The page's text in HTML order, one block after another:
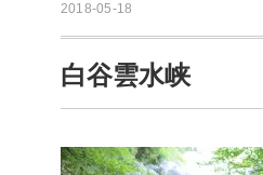
2018-05-18
白谷雲水峡